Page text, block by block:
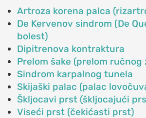
lopatice:
nestabilna
lopatica,
krilata
lopatica
PROCEDURE
ZA
LEČENJE
Artroza korena palca
De Kervenov sindrom (De
bolest)
Dipitrenova kontraktura
Prelom šake (prelom ručnog
Sindrom karpalnog tunela
Skijaški palac (palac
Škljocavi prst (škljocajući
Viseći prst (čekićasti prst)